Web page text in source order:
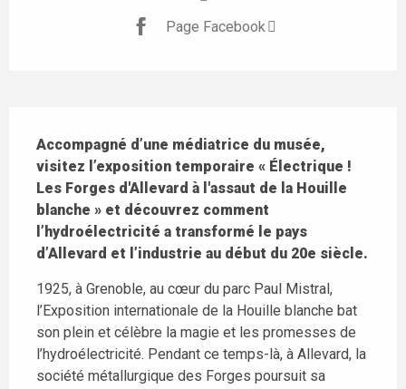
Page Facebook
Accompagné d’une médiatrice du musée,
visitez l’exposition temporaire « Électrique !
Les Forges d'Allevard à l'assaut de la Houille
blanche » et découvrez comment
l’hydroélectricité a transformé le pays
d’Allevard et l’industrie au début du 20e siècle.
1925, à Grenoble, au cœur du parc Paul Mistral,
l’Exposition internationale de la Houille blanche bat
son plein et célèbre la magie et les promesses de
l’hydroélectricité. Pendant ce temps-là, à Allevard, la
société métallurgique des Forges poursuit sa